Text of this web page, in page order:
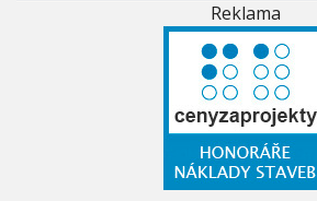
Reklama